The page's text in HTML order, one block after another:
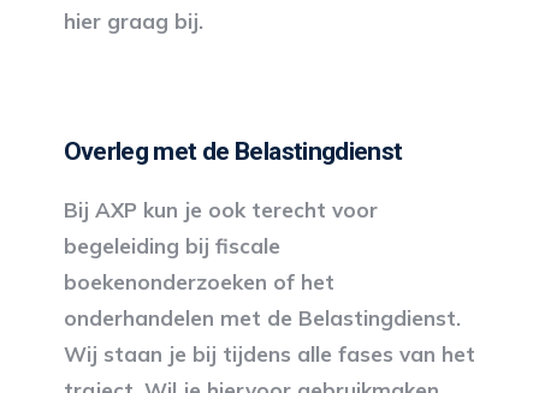
hier graag bij.
Overleg met de Belastingdienst
Bij AXP kun je ook terecht voor
begeleiding bij fiscale
boekenonderzoeken of het
onderhandelen met de Belastingdienst.
Wij staan je bij tijdens alle fases van het